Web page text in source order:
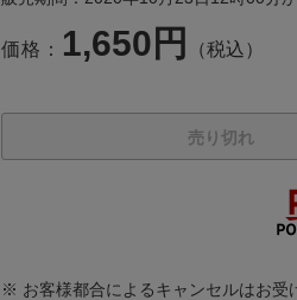
価格： 1,650円 （税込）
売り切れ
※ お客様都合によるキャンセルはお受